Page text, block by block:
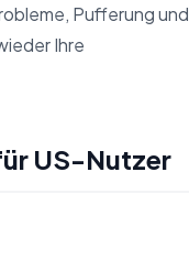
Pufferung und
Ihre
US-Nutzer